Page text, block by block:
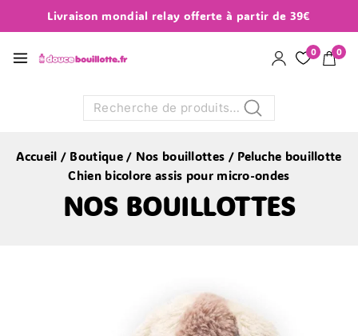
Livraison mondial relay offerte à partir de 39€
0 0
Recherche
Accueil / Boutique / Nos bouillottes / Peluche bouillotte
Chien bicolore assis pour micro-ondes
NOS BOUILLOTTES